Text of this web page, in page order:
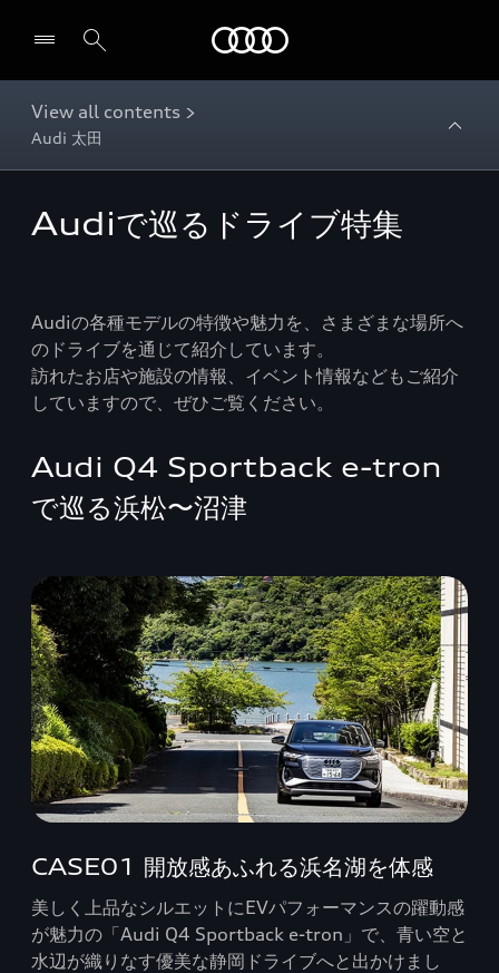
View all contents >
Audi 太田
Audiで巡るドライブ特集
Audiの各種モデルの特徴や魅力を、さまざまな場所へ
のドライブを通じて紹介しています。
訪れたお店や施設の情報、イベント情報などもご紹介
していますので、ぜひご覧ください。
Audi Q4 Sportback e-tron
で巡る浜松〜沼津
CASE01 開放感あふれる浜名湖を体感
美しく上品なシルエットにEVパフォーマンスの躍動感
が魅力の「Audi Q4 Sportback e-tron」で、青い空と
水辺が織りなす優美な静岡ドライブへと出かけまし